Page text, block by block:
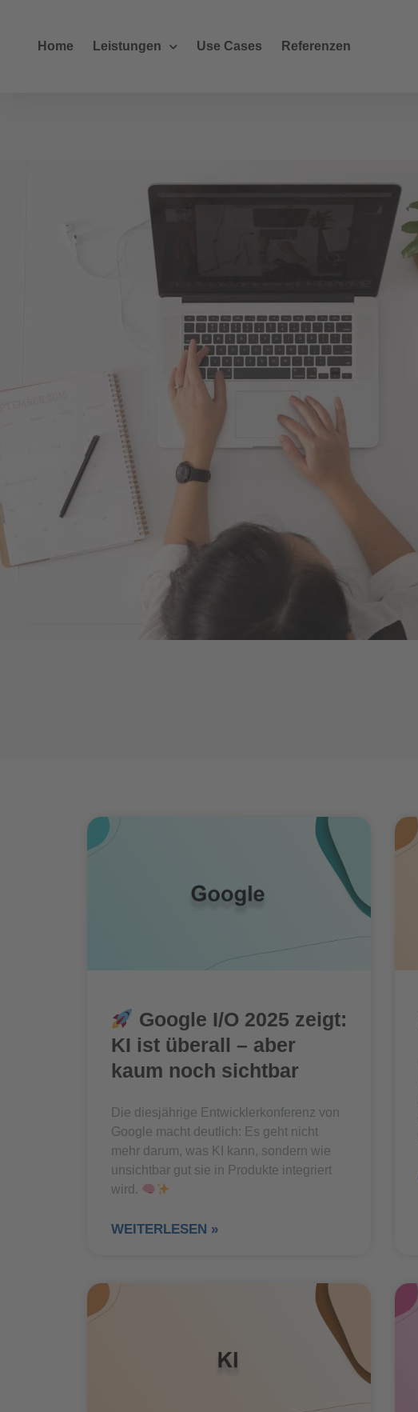
Home Leistungen Use Cases Referenzen
Google I/O 2025 zeigt:
KI ist überall – aber
kaum noch sichtbar
Die diesjährige Entwicklerkonferenz von
Google macht deutlich: Es geht nicht
mehr darum, was KI kann, sondern wie
unsichtbar gut sie in Produkte integriert
wird.
WEITERLESEN »